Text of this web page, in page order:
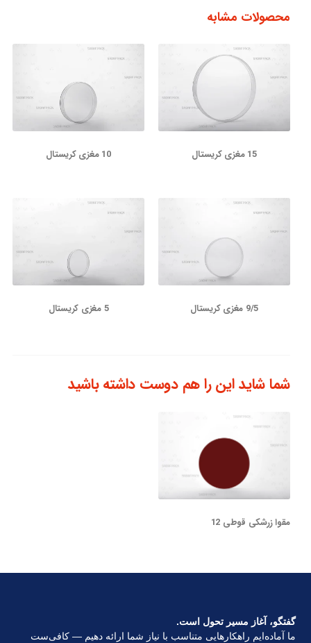
محصولات مشابه
15 مغزی کریستال 10 مغزی کریستال
9/5 مغزی کریستال 5 مغزی کریستال
شما شاید این را هم دوست داشته باشید
مقوا زرشکی قوطی 12
گفتگو، آغاز مسیر تحول است.
ما آماده‌ایم راهکارهایی متناسب با نیاز شما ارائه دهیم — کافی‌ست